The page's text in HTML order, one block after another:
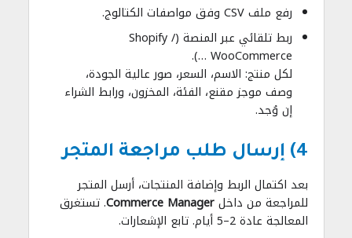
رفع ملف CSV وفق مواصفات الكتالوج.
ربط تلقائي عبر المنصة (Shopify /
WooCommerce …).
لكل منتج: الاسم، السعر، صور عالية الجودة،
وصف موجز مقنع، الفئة، المخزون، ورابط الشراء
إن وُجد.
4) إرسال طلب مراجعة المتجر
بعد اكتمال الربط وإضافة المنتجات، أرسل المتجر
للمراجعة من داخلCommerce Manager. تستغرق
المعالجة عادة 2–5 أيام. تابع الإشعارات.